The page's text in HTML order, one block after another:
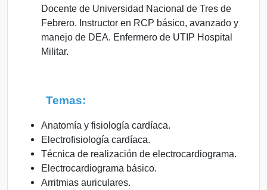
Docente de Universidad Nacional de Tres de
Febrero. Instructor en RCP básico, avanzado y
manejo de DEA. Enfermero de UTIP Hospital
Militar.
Temas:
Anatomía y fisiología cardíaca.
Electrofisiología cardíaca.
Técnica de realización de electrocardiograma.
Electrocardiograma básico.
Arritmias auriculares.